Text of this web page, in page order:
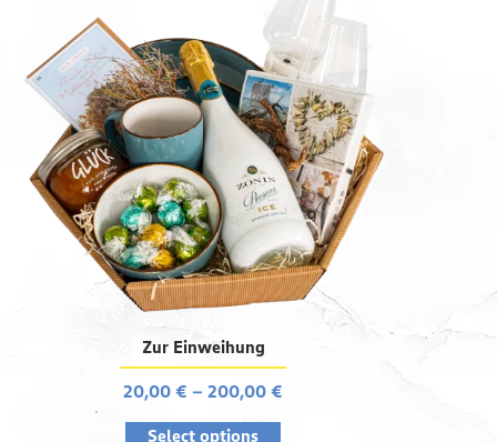
Zur Einweihung
20,00€ –200,00€
Select options